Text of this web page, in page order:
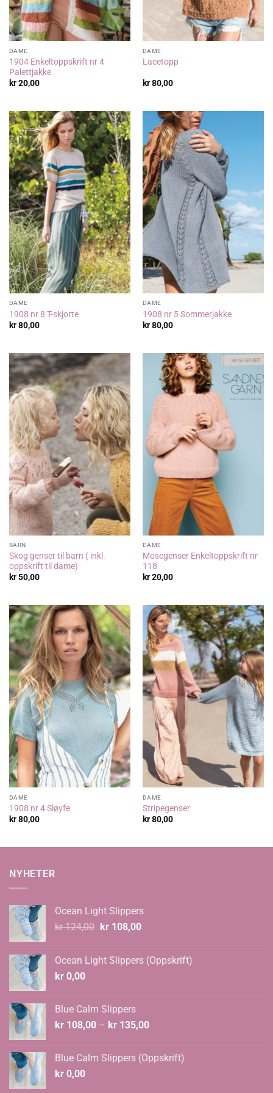
DAME
1904 Enkeltoppskrift nr 4
Palettjakke
kr20,00
DAME
Lacetopp
kr80,00
DAME
1908 nr 8 T-skjorte
kr80,00
DAME
1908 nr 5 Sommerjakke
kr80,00
BARN
Skog genser til barn ( inkl.
oppskrift til dame)
kr50,00
DAME
Mosegenser Enkeltoppskrift nr
118
kr20,00
DAME
1908 nr 4 Sløyfe
kr80,00
DAME
Stripegenser
kr80,00
NYHETER
Ocean Light Slippers
kr124,00 Opprinnelig
kr 124,00.
kr108,00Nåværende
kr 108,00.
Ocean Light Slippers (Oppskrift)
kr 0,00
Blue Calm Slippers
kr 108,00 – kr 135,00Prisområde:
kr 135,00
Blue Calm Slippers (Oppskrift)
kr 0,00